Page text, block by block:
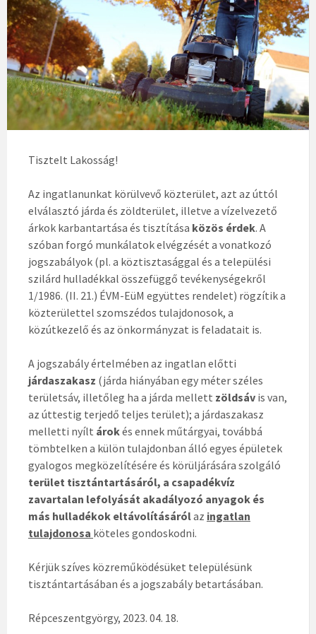
Tisztelt Lakosság!
Az ingatlanunkat körülvevő közterület, azt az úttól
elválasztó járda és zöldterület, illetve a vízelvezető
árkok karbantartása és tisztítása közös érdek. A
szóban forgó munkálatok elvégzését a vonatkozó
jogszabályok (pl. a köztisztasággal és a települési
szilárd hulladékkal összefüggő tevékenységekről
1/1986. (II. 21.) ÉVM-EüM együttes rendelet) rögzítik a
közterülettel szomszédos tulajdonosok, a
közútkezelő és az önkormányzat is feladatait is.
A jogszabály értelmében az ingatlan előtti
járdaszakasz (járda hiányában egy méter széles
területsáv, illetőleg ha a járda mellett zöldsáv is van,
az úttestig terjedő teljes terület); a járdaszakasz
melletti nyílt árokés ennek műtárgyai, továbbá
tömbtelken a külön tulajdonban álló egyes épületek
gyalogos megközelítésére és körüljárására szolgáló
terület tisztántartásáról, a csapadékvíz
zavartalan lefolyását akadályozó anyagok és
más hulladékok eltávolításárólaz ingatlan
tulajdonosa köteles gondoskodni.
Kérjük szíves közreműködésüket településünk
tisztántartásában és a jogszabály betartásában.
Répceszentgyörgy, 2023. 04. 18.